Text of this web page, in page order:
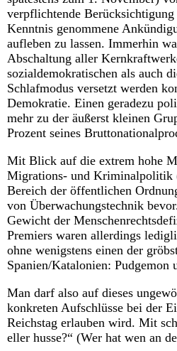
verpflichtende
Kenntnis genommene
aufleben zu lassen. Immerhin
Abschaltung aller
sozialdemokratischen als auch
Schlafmodus versetzt werden
Demokratie. Einen geradezu
mehr zu der äußerst kleinen
Prozent seines
Mit Blick auf die extrem hohe
Migrations- und Kriminalpolitik
Bereich der öffentlichen
von Überwachungstechnik
Gewicht der
Premiers waren allerdings
ohne wenigstens einen der
Spanien/Katalonien: Pudgemon
Man darf also auf dieses
konkreten Aufschlüsse bei der
Reichstag erlauben wird. Mit
eller husse?“ (Wer hat wen an